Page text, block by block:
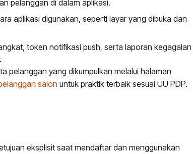
pelanggan di dalam aplikasi.
aplikasi digunakan, seperti layar yang dibuka dan
token notifikasi push, serta laporan kegagalan
pelanggan yang dikumpulkan melalui halaman
salon untuk praktik terbaik sesuai UU PDP.
eksplisit saat mendaftar dan menggunakan